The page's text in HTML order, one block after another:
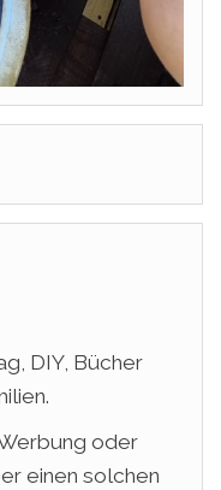
DIY, Bücher
oder
einen solchen